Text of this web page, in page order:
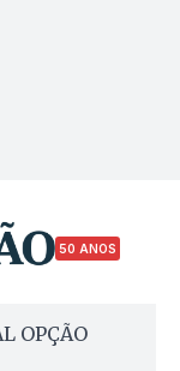
50 ANOS
OPÇÃO